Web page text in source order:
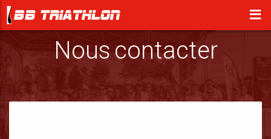
Nous contacter